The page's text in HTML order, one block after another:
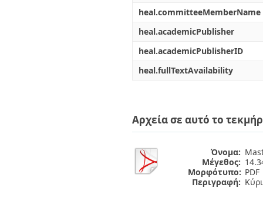
heal.committeeMemberName
heal.academicPublisher
heal.academicPublisherID
heal.fullTextAvailability
Αρχεία σε αυτό το
Όνομα:
Μέγεθος:
Μορφότυπο: PDF
Περιγραφή: